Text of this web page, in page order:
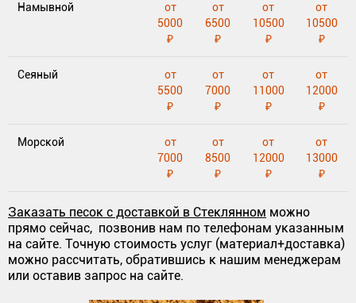
Намывной
от
5000
₽
от
6500
₽
от
10500
₽
от
10500
₽
Сеяный
от
5500
₽
от
7000
₽
от
11000
₽
от
12000
₽
Морской
от
7000
₽
от
8500
₽
от
12000
₽
от
13000
₽
Заказать песок с доставкой в Стеклянном можно
прямо сейчас, позвонив нам по телефонам указанным
на сайте. Точную стоимость услуг (материал+доставка)
можно рассчитать, обратившись к нашим менеджерам
или оставив запрос на сайте.